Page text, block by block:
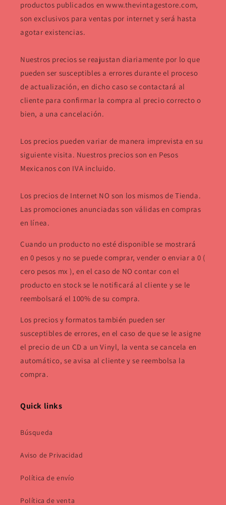
productos publicados en www.thevintagestore.com,
son exclusivos para ventas por internet y será hasta
agotar existencias.
Nuestros precios se reajustan diariamente por lo que
pueden ser susceptibles a errores durante el proceso
de actualización, en dicho caso se contactará al
cliente para confirmar la compra al precio correcto o
bien, a una cancelación.
Los precios pueden variar de manera imprevista en su
siguiente visita. Nuestros precios son en Pesos
Mexicanos con IVA incluido.
Los precios de Internet NO son los mismos de Tienda.
Las promociones anunciadas son válidas en compras
en línea.
Cuando un producto no esté disponible se mostrará
en 0 pesos y no se puede comprar, vender o enviar a 0 (
cero pesos mx ), en el caso de NO contar con el
producto en stock se le notificará al cliente y se le
reembolsará el 100% de su compra.
Los precios y formatos también pueden ser
susceptibles de errores, en el caso de que se le asigne
el precio de un CD a un Vinyl, la venta se cancela en
automático, se avisa al cliente y se reembolsa la
compra.
Quick links
Búsqueda
Aviso de Privacidad
Política de envío
Política de venta